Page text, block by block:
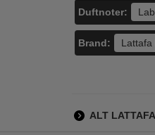
Duftnoter:
Brand: Lattafa
ALT